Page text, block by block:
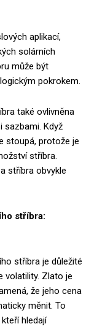
aplikací,
solárních
může být
pokrokem.
také ovlivněna
sazbami. Když
stoupá, protože je
stříbra.
stříbra obvykle
stříbra:
stříbra je důležité
volatility. Zlato je
že jeho cena
měnit. To
hledají